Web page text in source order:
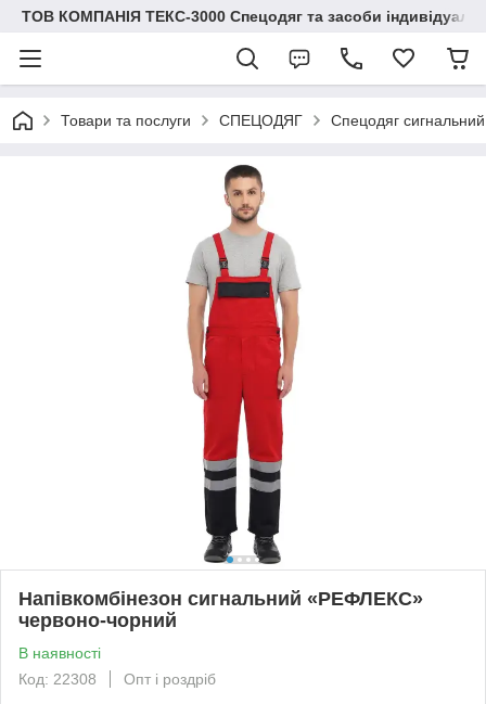
ТОВ КОМПАНІЯ ТЕКС-3000 Спецодяг та засоби
Товари та послуги СПЕЦОДЯГ Спецодяг сигнальний
Напівкомбінезон сигнальний «РЕФЛЕКС»
червоно-чорний
В наявності
Код: 22308
Опт і роздріб